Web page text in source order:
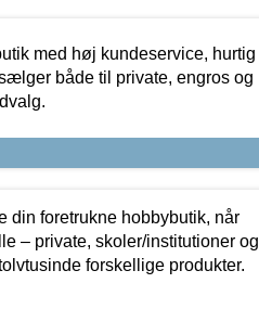
med høj kundeservice, hurtig
både til private, engros og
foretrukne hobbybutik, når
– private, skoler/institutioner og
forskellige produkter.